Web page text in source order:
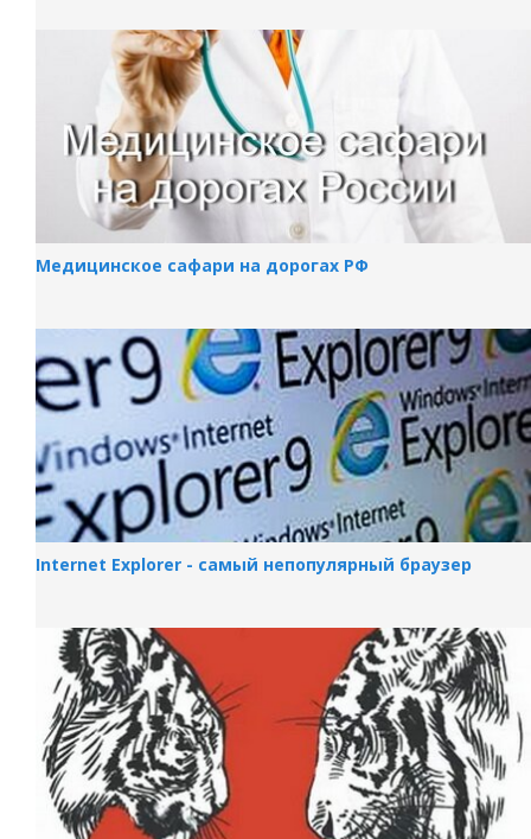
Медицинское сафари на дорогах РФ
Internet Explorer - самый непопулярный браузер